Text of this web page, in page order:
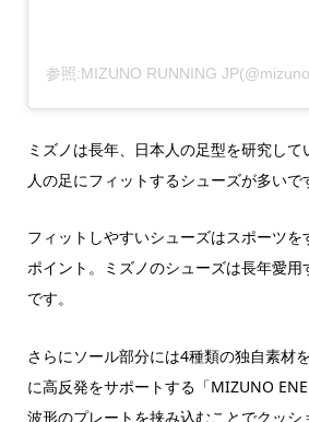
ミズノは長年、日本人の足型を研究し
人の足にフィットするシューズが多いで
フィットしやすいシューズはスポーツを
ポイント。ミズノのシューズは長年愛
です。
さらにソール部分には4種類の独自素材
に高反発をサポートする「MIZUNO
波形のプレートを挟み込むことでクッシ